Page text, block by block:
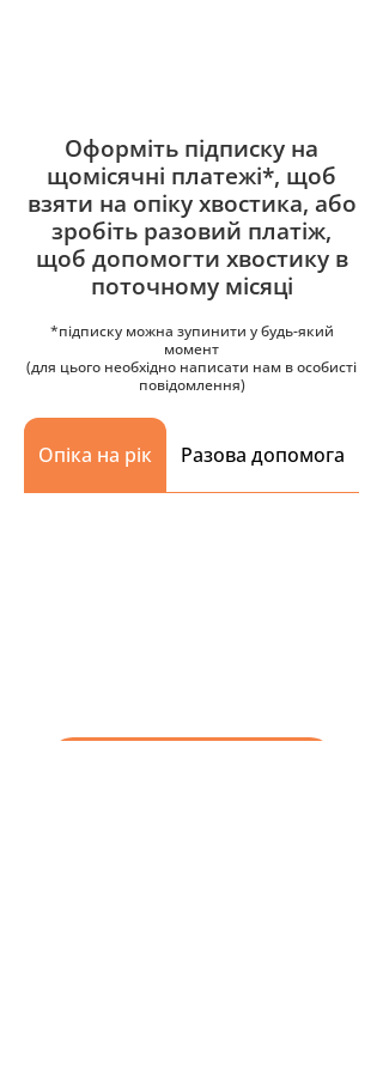
Оформіть підписку на
щомісячні платежі*, щоб
взяти на опіку хвостика, або
зробіть разовий платіж,
щоб допомогти хвостику в
поточному місяці
*підписку можна зупинити у будь-який
момент
(для цього необхідно написати нам в особисті
повідомлення)
Опіка на рік Разова допомога